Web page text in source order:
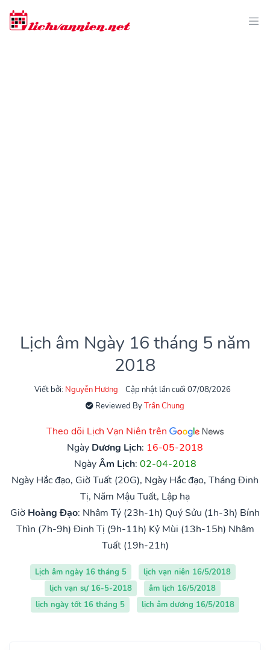
Lịch âm Ngày 16 tháng 5 năm
2018
Viết bởi: Nguyễn Hương
Cập nhật lần cuối 07/08/2026
Reviewed ByTrần Chung
Theo dõi Lịch Vạn Niên trên
Ngày Dương Lịch: 16-05-2018
NgàyÂm Lịch: 02-04-2018
Ngày Hắc đạo, Giờ Tuất (20G), Ngày Hắc đạo, Tháng Đinh
Tị, Năm Mậu Tuất, Lập hạ
Giờ Hoàng Đạo: Nhâm Tý (23h-1h) Quý Sửu (1h-3h) Bính
Thìn (7h-9h) Đinh Tị (9h-11h) Kỷ Mùi (13h-15h) Nhâm
Tuất (19h-21h)
Lịch âm ngày 16 tháng 5
lịch vạn niên 16/5/2018
lịch vạn sự 16-5-2018
âm lịch 16/5/2018
lịch ngày tốt 16 tháng 5
lịch âm dương 16/5/2018